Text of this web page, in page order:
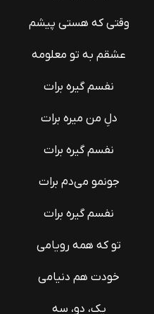
وقتی که هستی پیشم
عشقم به تو معلومه
نفسم گیره برات
دلِ من میره برات
نفسم گیره برات
جونمو می‌دم برات
نفسم گیره برات
تو که همه رویامی
خودت هم دنیامی
یک، دو، سه